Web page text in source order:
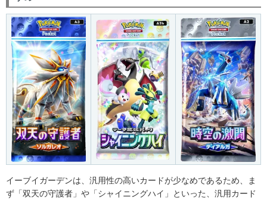
イーブイガーデンは、汎用性の高いカードが少なめであるため、ま
ず「双天の守護者」や「シャイニングハイ」といった、汎用カード